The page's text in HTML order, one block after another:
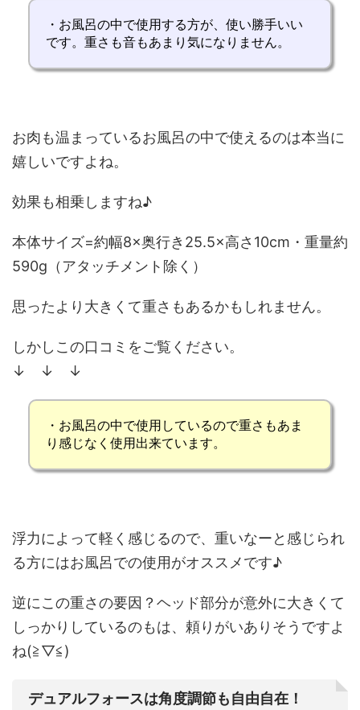
・お風呂の中で使用する方が、 使い勝手いい
です。 重さも音もあまり気になりません。
お肉も温まっているお風呂の中で使えるのは本当に
嬉しいですよね。
効果も相乗しますね♪
本体サイズ=約幅8×奥行き25.5×高さ10cm・重量約
590g （アタッチメント除く）
思ったより大きくて重さもあるかもしれません。
しかしこの口コミをご覧ください。
↓ ↓ ↓
・ お風呂の中で使用しているので重さもあま
り感じなく 使用出来ています。
浮力によって軽く感じるので、重いなーと感じられ
る方にはお風呂での使用がオススメです♪
逆にこの重さの要因？ヘッド部分が意外に大きくて
しっかりしているのもは、頼りがいありそうですよ
ね(≧▽≦)
デュアルフォースは角度調節も自由自在！